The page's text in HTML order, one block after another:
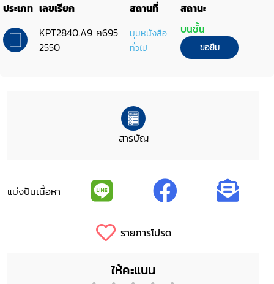
ประเภท เลขเรียก สถานที่
สถานะ
KPT2840.A9 ค695
2550
มุมหนังสือ
ทั่วไป
บนชั้น
ขอยืม
สารบัญ
แบ่งปันเนื้อหา
รายการโปรด
ให้คะแนน